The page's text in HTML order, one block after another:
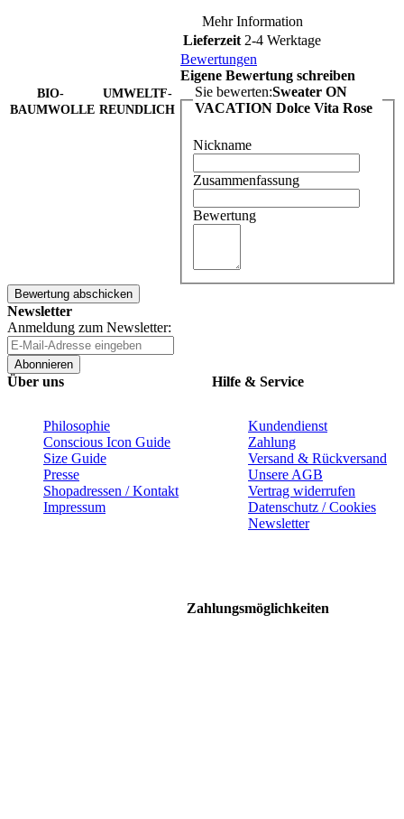
BIO-
BAUMWOLLE
UMWELTF-
REUNDLICH
Mehr Information
Lieferzeit 2-4 Werktage
Bewertungen
Eigene Bewertung schreiben
Sie bewerten:Sweater ON
VACATION Dolce Vita Rose
Nickname
Zusammenfassung
Bewertung
Bewertung abschicken
Newsletter
Anmeldung zum Newsletter:
Abonnieren
Über uns
Philosophie
Conscious Icon Guide
Size Guide
Presse
Shopadressen / Kontakt
Impressum
Hilfe & Service
Kundendienst
Zahlung
Versand & Rückversand
Unsere AGB
Vertrag widerrufen
Datenschutz / Cookies
Newsletter
Zahlungsmöglichkeiten